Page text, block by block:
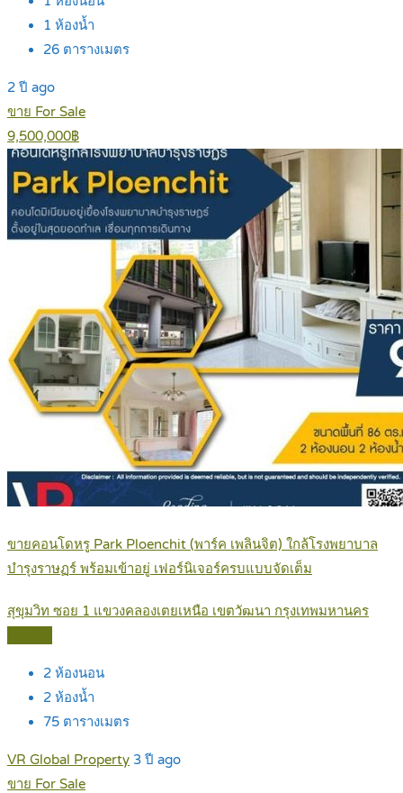
1 ห้องน้ำ
26 ตารางเมตร
2 ปี ago
ขาย For Sale
9,500,000฿
ขายคอนโดหรู Park Ploenchit (พาร์ค เพลินจิต) ใกล้โรงพยาบาล
บำรุงราษฏร์ พร้อมเข้าอยู่ เฟอร์นิเจอร์ครบแบบจัดเต็ม
สุขุมวิท ซอย 1 แขวงคลองเตยเหนือ เขตวัฒนา กรุงเทพมหานคร
2 ห้องนอน
2 ห้องน้ำ
75 ตารางเมตร
VR Global Property 3 ปี ago
ขาย For Sale